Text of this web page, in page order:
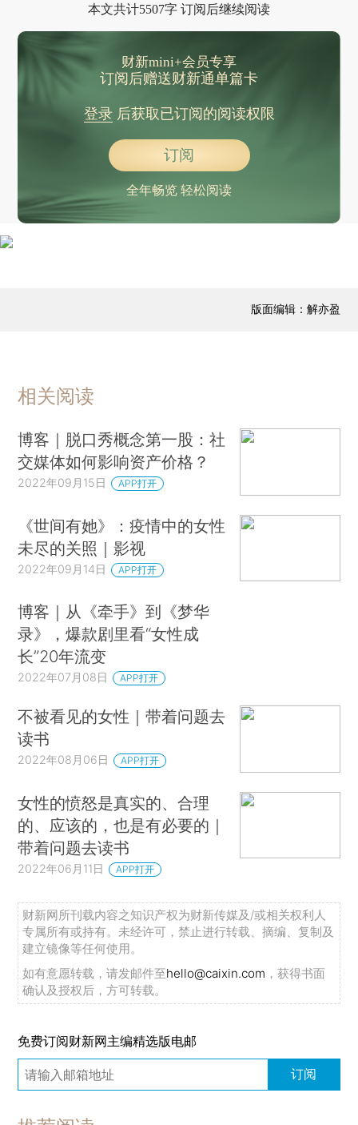
本文共计5507字 订阅后继续阅读
财新mini+会员专享
订阅后赠送财新通单篇卡
登录后获取已订阅的阅读权限
订阅
全年畅览 轻松阅读
版面编辑：解亦盈
相关阅读
博客｜脱口秀概念第一股：社
交媒体如何影响资产价格？
2022年09月15日 APP打开
《世间有她》：疫情中的女性
未尽的关照｜影视
2022年09月14日 APP打开
博客｜从《牵手》到《梦华
录》，爆款剧里看“女性成
长”20年流变
2022年07月08日 APP打开
不被看见的女性｜带着问题去
读书
2022年08月06日 APP打开
女性的愤怒是真实的、合理
的、应该的，也是有必要的｜
带着问题去读书
2022年06月11日 APP打开
财新网所刊载内容之知识产权为财新传媒及/或相关权利人
专属所有或持有。未经许可，禁止进行转载、摘编、复制及
建立镜像等任何使用。
如有意愿转载，请发邮件至hello@caixin.com ，获得书面
确认及授权后，方可转载。
免费订阅财新网主编精选版电邮
订阅